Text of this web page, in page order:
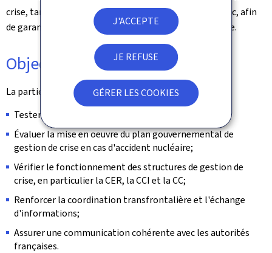
J'ACCEPTE
JE REFUSE
GÉRER LES COOKIES
crise, tant entre les autorités qu'à destination du public, afin
de garantir une information cohérente, rapide et fiable.
Objectifs pour le Luxembourg
La participation luxembourgeoise vise notamment à :
Tester la réception et le traitement de l'alerte;
Évaluer la mise en oeuvre du plan gouvernemental de
gestion de crise en cas d'accident nucléaire;
Vérifier le fonctionnement des structures de gestion de
crise, en particulier la CER, la CCI et la CC;
Renforcer la coordination transfrontalière et l'échange
d'informations;
Assurer une communication cohérente avec les autorités
françaises.